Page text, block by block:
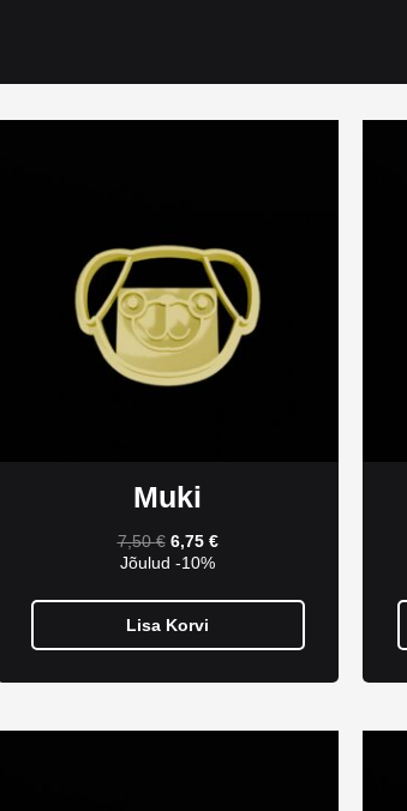
Muki
7,50€ 6,75 €
Jõulud -10%
Lisa Korvi